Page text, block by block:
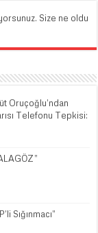
Size ne oldu
Oruçoğlu’ndan
Telefonu Tepkisi:
Sığınmacı”